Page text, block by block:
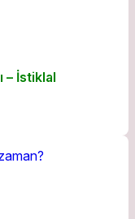
– İstiklal